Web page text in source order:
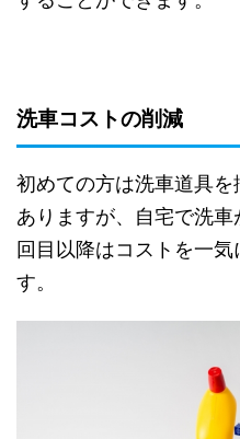
洗車コストの削減
初めての方は洗車道具
ありますが、自宅で洗
回目以降はコストを一
す。